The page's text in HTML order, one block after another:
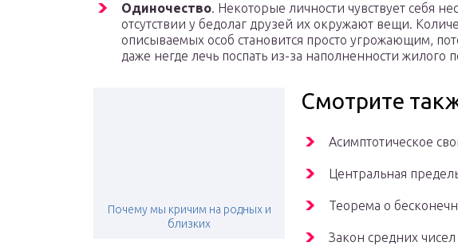
Одиночество. Некоторые личности чувствует себя
отсутствии у бедолаг друзей их окружают вещи.
описываемых особ становится просто угрожающим,
даже негде лечь поспать из-за наполненности
Почему мы кричим на родных и
близких
Смотрите
Асимптотическое
Центральная
Теорема о
Закон средних чисел